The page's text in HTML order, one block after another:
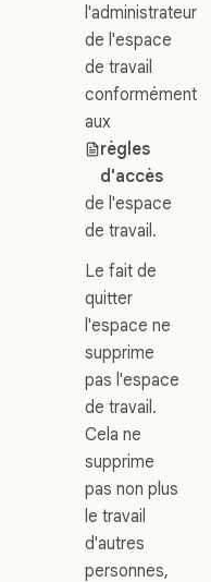
l'administrateur
de l'espace
de travail
conformément
aux
règles
d'accès
de l'espace
de travail.
Le fait de
quitter
l'espace ne
supprime
pas l'espace
de travail.
Cela ne
supprime
pas non plus
le travail
d'autres
personnes,